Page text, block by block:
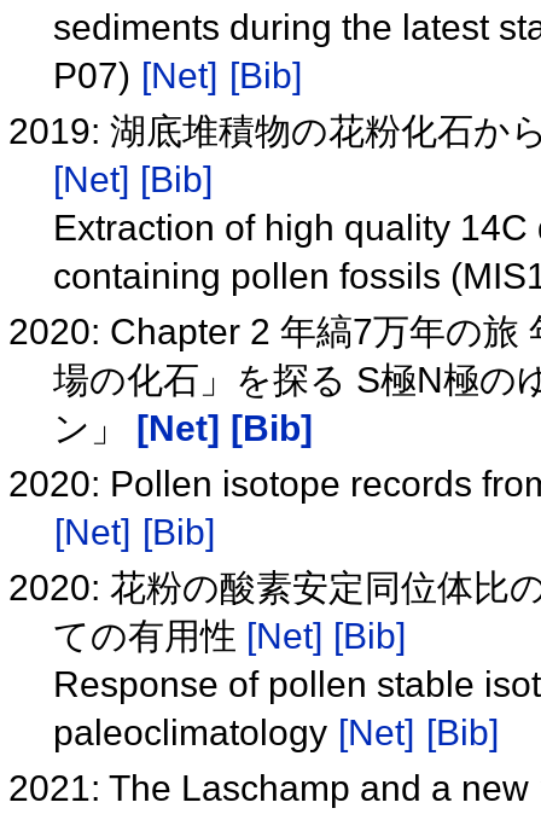
sediments during the latest
P07) [Net] [Bib]
2019: 湖底堆積物の花粉化石か
[Net] [Bib]
Extraction of high quality
containing pollen fossils
2020: Chapter 2 年縞7万年の旅
場の化石」を探る S極N極の
ン」 [Net] [Bib]
2020: Pollen isotope records
[Net] [Bib]
2020: 花粉の酸素安定同位体比
ての有用性 [Net] [Bib]
Response of pollen stable
paleoclimatology [Net] [Bib]
2021: The Laschamp and a